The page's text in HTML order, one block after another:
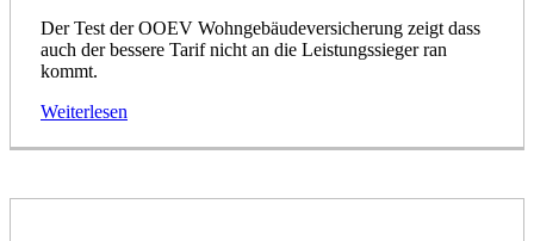
Der Test der OOEV Wohngebäudeversicherung zeigt dass
auch der bessere Tarif nicht an die Leistungssieger ran
kommt.
Weiterlesen